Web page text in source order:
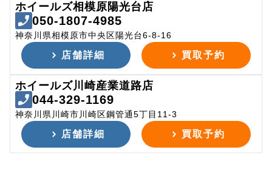
ホイールズ相模原陽光台店
050-1807-4985
神奈川県相模原市中央区陽光台6-8-16
店舗詳細 買取予約
ホイールズ川崎産業道路店
044-329-1169
神奈川県川崎市川崎区鋼管通5丁目11-3
店舗詳細 買取予約